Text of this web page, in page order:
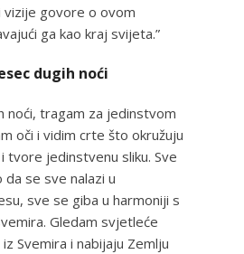
vizije govore o ovom
ga kao kraj svijeta.”
dugih noći
noći, tragam za jedinstvom
oči i vidim crte što okružuju
tvore jedinstvenu sliku. Sve
se sve nalazi u
sve se giba u harmoniji s
Gledam svjetleće
Svemira i nabijaju Zemlju